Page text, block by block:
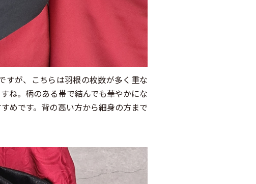
すが、こちらは羽根の枚数が多く重な
ね。柄のある帯で結んでも華やかにな
めです。背の高い方から細身の方まで